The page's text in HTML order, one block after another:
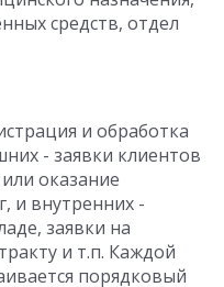
средств, отдел
и обработка
- заявки клиентов
оказание
и внутренних -
заявки на
и т.п. Каждой
порядковый